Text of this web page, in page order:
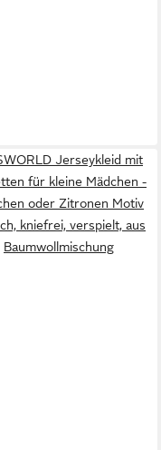
Jerseykleid mit
für kleine Mädchen -
oder Zitronen Motiv
kniefrei, verspielt, aus
Baumwollmischung